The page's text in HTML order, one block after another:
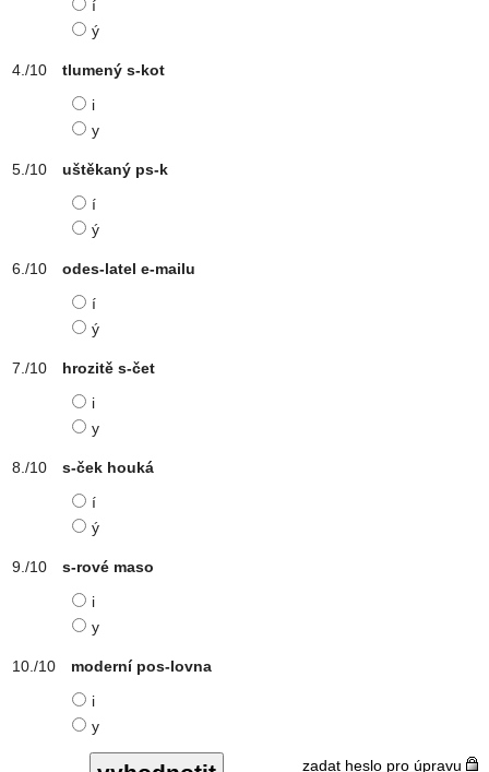
í
ý
tlumený s-kot
i
y
uštěkaný ps-k
í
ý
odes-latel e-mailu
í
ý
hrozitě s-čet
i
y
s-ček houká
í
ý
s-rové maso
i
y
moderní pos-lovna
i
y
zadat heslo pro úpravu